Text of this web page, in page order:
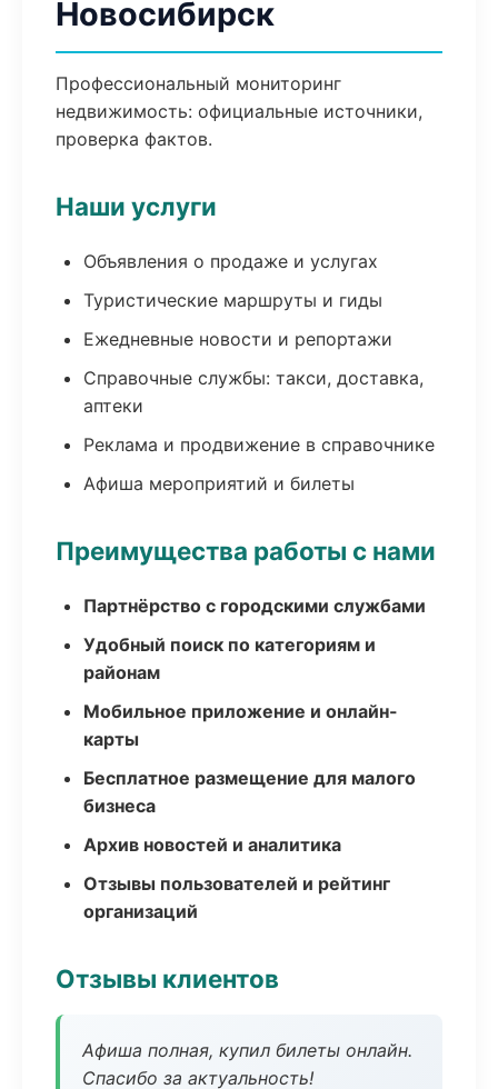
Новосибирск
Профессиональный мониторинг
недвижимость: официальные источники,
проверка фактов.
Наши услуги
Объявления о продаже и услугах
Туристические маршруты и гиды
Ежедневные новости и репортажи
Справочные службы: такси, доставка,
аптеки
Реклама и продвижение в справочнике
Афиша мероприятий и билеты
Преимущества работы с нами
Партнёрство с городскими службами
Удобный поиск по категориям и
районам
Мобильное приложение и онлайн-
карты
Бесплатное размещение для малого
бизнеса
Архив новостей и аналитика
Отзывы пользователей и рейтинг
организаций
Отзывы клиентов
Афиша полная, купил билеты онлайн.
Спасибо за актуальность!